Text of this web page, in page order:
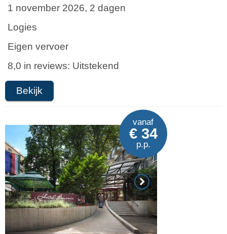
1 november 2026, 2 dagen
Logies
Eigen vervoer
8,0 in reviews: Uitstekend
Bekijk
vanaf
€ 34
p.p.